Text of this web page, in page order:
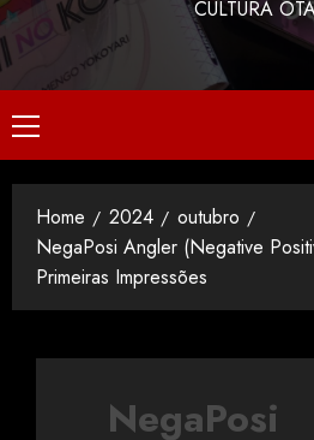
CULTURA
Home 2024
outubro
NegaPosi Angler (Negative
Primeiras Impressões
NegaPosi